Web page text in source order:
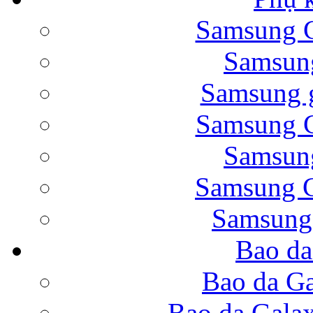
Bao da Samsung
Bao da Galaxy
Nắp lưng Samsung
Samsung
Samsung
Samsung
Bao
Bao da